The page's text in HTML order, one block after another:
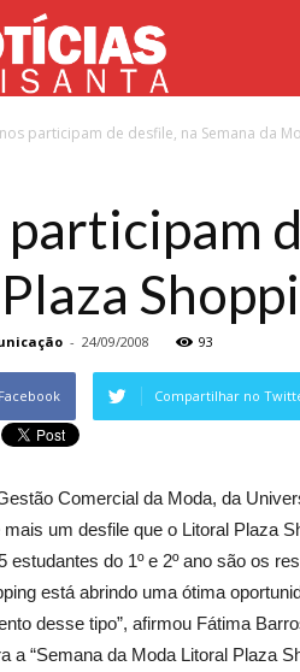
Unisanta
participam de desfile, na Semana da
- 24/09/2008 93
Compartilhar no
Comercial da Moda, da
mais um desfile que o Litoral Plaza
estudantes do 1º e 2º ano são os
está abrindo uma ótima
desse tipo”, afirmou Fátima
a “Semana da Moda Litoral Plaza